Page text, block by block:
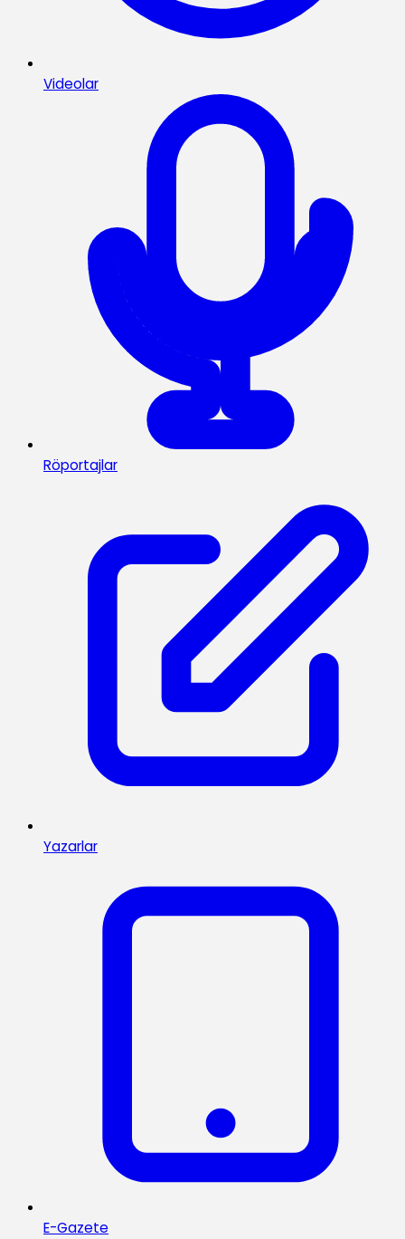
Videolar
Röportajlar
Yazarlar
E-Gazete